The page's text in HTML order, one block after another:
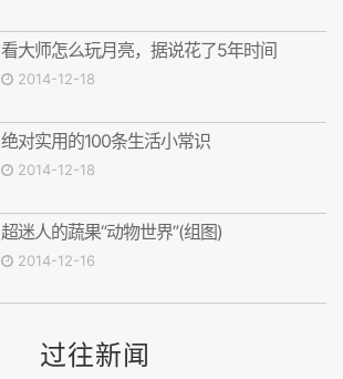
看大师怎么玩月亮，据说花了5年时间
2014-12-18
绝对实用的100条生活小常识
2014-12-18
超迷人的蔬果“动物世界”(组图)
2014-12-16
过往新闻